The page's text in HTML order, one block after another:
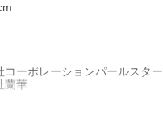
コーポレーションパールスター
蘭華